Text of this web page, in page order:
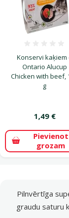
Konservi kaķiem
Ontario Alucup
Chicken with beef,
g
1,49 €
Pievienot
grozam
Pilnvērtīga
graudu saturu